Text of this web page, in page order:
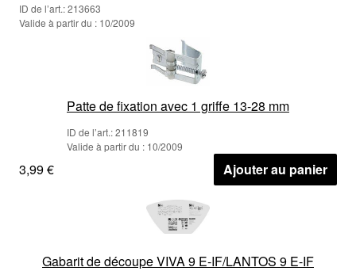
ID de l’art.: 213663
Valide à partir du : 10/2009
Patte de fixation avec 1 griffe 13-28 mm
ID de l’art.: 211819
Valide à partir du : 10/2009
3,99 € Ajouter au panier
Gabarit de découpe VIVA 9 E-IF/LANTOS 9 E-IF